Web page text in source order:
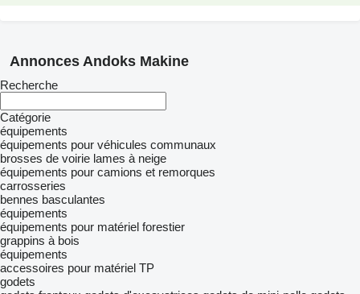
Annonces Andoks Makine
Recherche
Catégorie
équipements
équipements pour véhicules communaux
brosses de voirie lames à neige
équipements pour camions et remorques
carrosseries
bennes basculantes
équipements
équipements pour matériel forestier
grappins à bois
équipements
accessoires pour matériel TP
godets